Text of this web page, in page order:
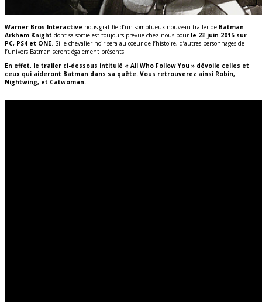
Warner Bros Interactive nous gratifie d’un somptueux nouveau trailer de Batman
Arkham Knight dont sa sortie est toujours prévue chez nous pour le 23 juin 2015 sur
PC, PS4 et ONE. Si le chevalier noir sera au coeur de l’histoire, d’autres personnages de
l’univers Batman seront également présents.
En effet, le trailer ci-dessous intitulé « All Who Follow You » dévoile celles et
ceux qui aideront Batman dans sa quête. Vous retrouverez ainsi Robin,
Nightwing, et Catwoman.